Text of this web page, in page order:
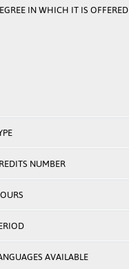
IN WHICH IT IS OFFERED
NUMBER
AVAILABLE